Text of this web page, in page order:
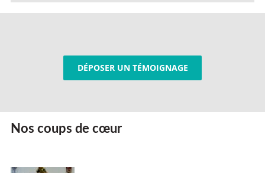
DÉPOSER UN TÉMOIGNAGE
Nos coups de cœur